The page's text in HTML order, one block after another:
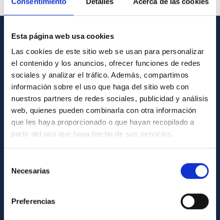
Esta página web usa cookies
Las cookies de este sitio web se usan para personalizar
el contenido y los anuncios, ofrecer funciones de redes
sociales y analizar el tráfico. Además, compartimos
información sobre el uso que haga del sitio web con
nuestros partners de redes sociales, publicidad y análisis
web, quienes pueden combinarla con otra información
que les haya proporcionado o que hayan recopilado a
partir del uso que haya hecho de sus servicios.
Necesarias
Preferencias
Contact
How to get to the IAC
List of personnel
Library
General register